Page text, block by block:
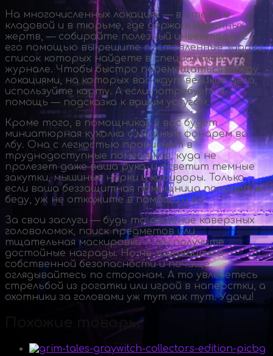
На многочисленных локациях — в отеле, в
кладовой и в тюрьме, где держат невинных
жертв, — собирайте полезный инвентарь. С
его помощью вы решите поставленные задачи,
список которых найдете в специальном
журнале. Чтобы быстро перемещаться между
локациями, на которых вас ждут великие дела,
используйте карту. А если потребуется
помощь — подсказка к вашим услугам.
Кроме того, в помощниках у вас будет
миниатюрная куколка с мощным фонарем во
лбу. Она с легкостью проникнет в
труднодоступные помещения, куда не
пролезет даже ваша рука, и осветит темные
закутки, мышиные норки и коридоры. Только
если ваша беззащитная помощница попадет в
беду, уж не откажите в помощи и ей.
За свои заслуги — будь то решение каверзных
головоломок, поиск предметов или
тщательная маскировка — вы получите
достойные награды. Но не забывайте о
собственной безопасности и почаще
оглядывайтесь по сторонам. А то увлечетесь
стрельбой из рогатки или игрой в наперстки, а
охотники за головами уж тут как тут. Удачи!
Похожие товары